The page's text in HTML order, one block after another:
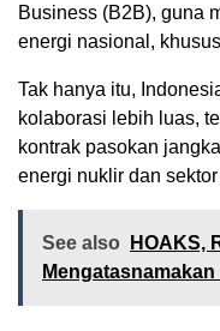
Business (B2B), guna
energi nasional,
Tak hanya itu,
kolaborasi lebih luas,
kontrak pasokan
energi nuklir dan
See also
HOAKS,